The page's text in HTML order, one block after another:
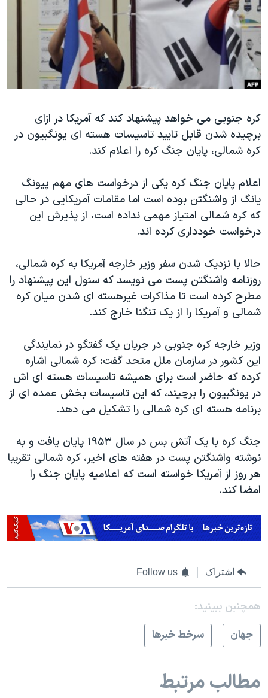
فرهنگ و زندگی
حقوق شهروندی
اقتصادی
علم و فناوری
گالری عکس
آرشیو پخش زنده
مستندها
انتخابات ریاست جمهوری آمریکا ۲۰۲۴
حمله جمهوری اسلامی به اسرائیل
رمز مهسا
اعتراضات زن، زندگی، آزادی
مجموعه مستندهای دادخواهی
دادگاه حمید نوری
چهل سال گروگان‌گیری
قانون شفافیت دارائی کادر رهبری ایران
اسرائیل در جنگ
نرگس محمدی برنده جایزه نوبل صلح
همایش محافظه‌کاران آمریکا «سی‌پک»
سفر پرزیدنت ترامپ به چین
دنبال کنید
زبانهای مختلف
کره جنوبی می خواهد پیشنهاد کند که آمریکا در ازای
برچیده شدن قابل تایید تاسیسات هسته ای یونگبیون در
کره شمالی، پایان جنگ کره را اعلام کند.
اعلام پایان جنگ کره یکی از درخواست های مهم پیونگ
یانگ از واشنگتن بوده است اما مقامات آمریکایی در حالی
که کره شمالی امتیاز مهمی نداده است، از پذیرش این
درخواست خودداری کرده اند.
حالا با نزدیک شدن سفر وزیر خارجه آمریکا به کره شمالی،
روزنامه واشنگتن پست می نویسد که سئول این پیشنهاد را
مطرح کرده است تا مذاکرات غیرهسته ای شدن میان کره
شمالی و آمریکا را از یک تنگنا خارج کند.
وزیر خارجه کره جنوبی در جریان یک گفتگو در نمایندگی
این کشور در سازمان ملل متحد گفت: کره شمالی اشاره
کرده که حاضر است برای همیشه تاسیسات هسته ای اش
در یونگبیون را برچیند، که این تاسیسات بخش عمده ای از
برنامه هسته ای کره شمالی را تشکیل می دهد.
جنگ کره با یک آتش بس در سال ۱۹۵۳ پایان یافت و به
نوشته واشنگتن پست در هفته های اخیر، کره شمالی تقریبا
هر روز از آمریکا خواسته است که اعلامیه پایان جنگ را
امضا کند.
اشتراک Follow us
همچنبن ببینید:
جهان
سرخط خبرها
مطالب مرتبط